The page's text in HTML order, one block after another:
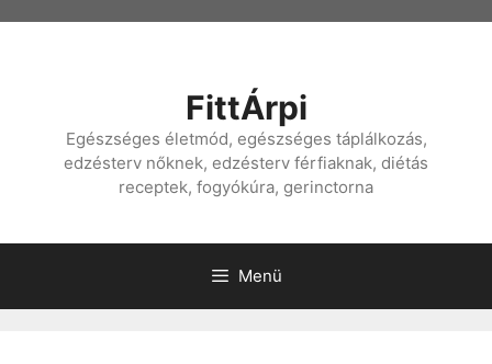
FittÁrpi
Egészséges életmód, egészséges táplálkozás,
edzésterv nőknek, edzésterv férfiaknak, diétás
receptek, fogyókúra, gerinctorna
Menü